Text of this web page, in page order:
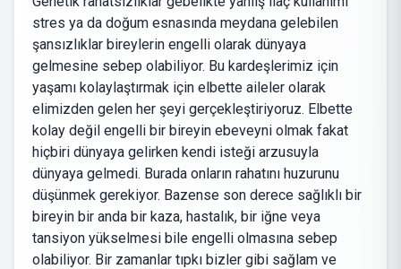
stres ya da doğum esnasında meydana gelebilen
şansızlıklar bireylerin engelli olarak dünyaya
gelmesine sebep olabiliyor. Bu kardeşlerimiz için
yaşamı kolaylaştırmak için elbette aileler olarak
elimizden gelen her şeyi gerçekleştiriyoruz. Elbette
kolay değil engelli bir bireyin ebeveyni olmak fakat
hiçbiri dünyaya gelirken kendi isteği arzusuyla
dünyaya gelmedi. Burada onların rahatını huzurunu
düşünmek gerekiyor. Bazense son derece sağlıklı bir
bireyin bir anda bir kaza, hastalık, bir iğne veya
tansiyon yükselmesi bile engelli olmasına sebep
olabiliyor. Bir zamanlar tıpkı bizler gibi sağlam ve